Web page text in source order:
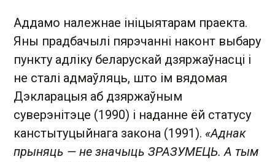
Аддамо належнае ініцыятарам праекта.
Яны прадбачылі пярэчанні наконт выбару
пункту адліку беларускай дзяржаўнасці і
не сталі адмаўляць, што ім вядомая
Дэкларацыя аб дзяржаўным
суверэнітэце (1990) і наданне ёй статусу
канстытуцыйнага закона (1991). «Аднак
прыняць — не значыць ЗРАЗУМЕЦЬ. А тым